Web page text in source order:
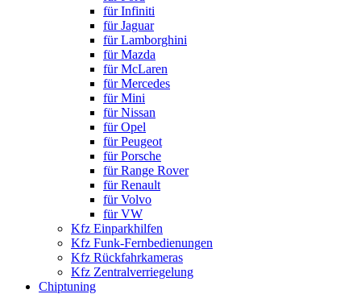
für Infiniti
für Jaguar
für Lamborghini
für Mazda
für McLaren
für Mercedes
für Mini
für Nissan
für Opel
für Peugeot
für Porsche
für Range Rover
für Renault
für Volvo
für VW
Kfz Einparkhilfen
Kfz Funk-Fernbedienungen
Kfz Rückfahrkameras
Kfz Zentralverriegelung
Chiptuning